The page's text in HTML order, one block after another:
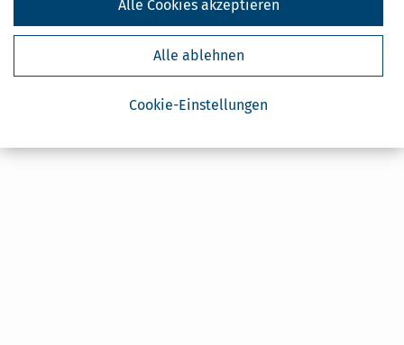
Cookie-Einstellungen
Alle ablehnen
Alle Cookies akzeptieren